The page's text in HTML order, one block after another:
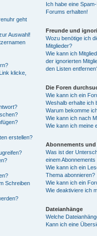
geht
Auswahl!
klicke,
erstellen?
Schreiben
Ich habe eine
Forums erhalten!
Freunde und
Wozu benötige ich
Mitglieder?
Wie kann ich
der ignorierten
den Listen
Die Foren
Wie kann ich ein
Weshalb erhalte ich
Warum bekomme
Wie kann ich nach
Wie kann ich meine
Abonnements und
Was ist der
einem
Wie kann ich ein
Thema abonnieren?
Wie kann ich ein
Wie deaktiviere ich
Dateianhänge
Welche
Kann ich eine